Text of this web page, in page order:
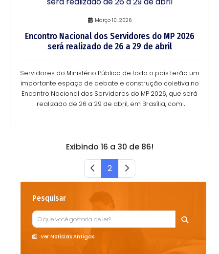
Março 10, 2026
Encontro Nacional dos Servidores do MP 2026
será realizado de 26 a 29 de abril
Servidores do Ministério Público de todo o país terão um
importante espaço de debate e construção coletiva no
Encontro Nacional dos Servidores do MP 2026, que será
realizado de 26 a 29 de abril, em Brasília, com
Exibindo 16 a 30 de 86!
2
Pesquisar
Ver Notícias Antigas